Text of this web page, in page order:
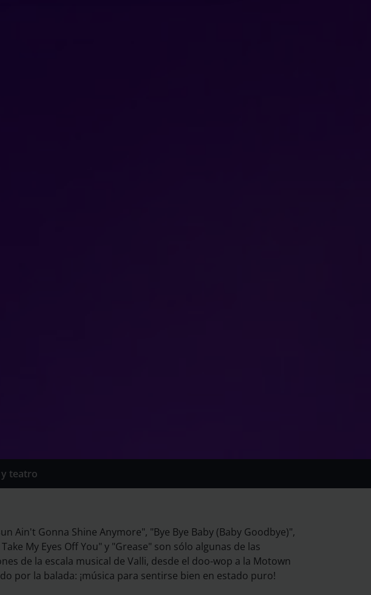
teatro
Ain't Gonna Shine Anymore", "Bye Bye Baby (Baby Goodbye)",
My Eyes Off You" y "Grease" son sólo algunas de las
de la escala musical de Valli, desde el doo-wop a la Motown
por la balada: ¡música para sentirse bien en estado puro!